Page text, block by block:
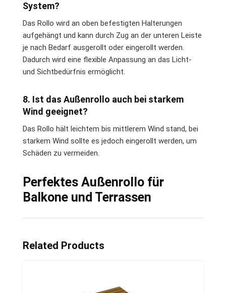
System?
Das Rollo wird an oben befestigten Halterungen
aufgehängt und kann durch Zug an der unteren Leiste
je nach Bedarf ausgerollt oder eingerollt werden.
Dadurch wird eine flexible Anpassung an das Licht-
und Sichtbedürfnis ermöglicht.
8. Ist das Außenrollo auch bei starkem
Wind geeignet?
Das Rollo hält leichtem bis mittlerem Wind stand, bei
starkem Wind sollte es jedoch eingerollt werden, um
Schäden zu vermeiden.
Perfektes Außenrollo für
Balkone und Terrassen
Related Products